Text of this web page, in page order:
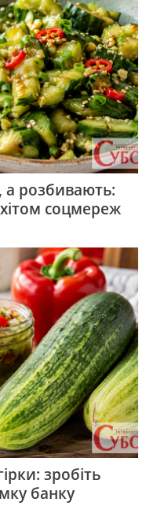
а розбивають:
хітом соцмереж
зробіть
банку